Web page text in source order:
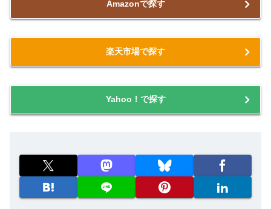
Amazonで探す
楽天市場で探す
Yahoo！で探す